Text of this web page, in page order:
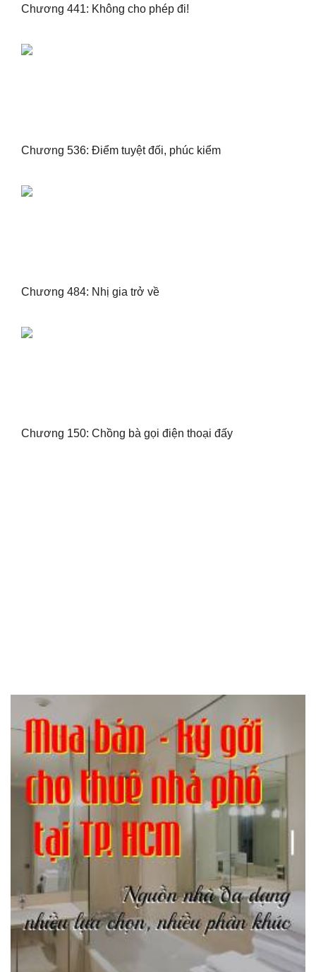
Chương 441: Không cho phép đi!
Chương 536: Điểm tuyệt đối, phúc kiểm
Chương 484: Nhị gia trở về
Chương 150: Chồng bà gọi điện thoại đấy